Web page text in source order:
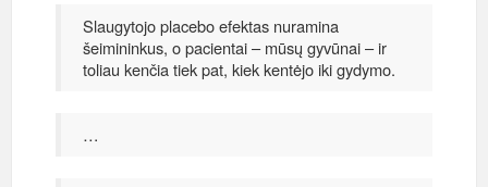
Slaugytojo placebo efektas nuramina
šeimininkus, o pacientai – mūsų gyvūnai – ir
toliau kenčia tiek pat, kiek kentėjo iki gydymo.
…